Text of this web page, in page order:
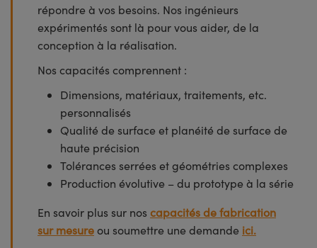
répondre à vos besoins. Nos ingénieurs
expérimentés sont là pour vous aider, de la
conception à la réalisation.
Nos capacités comprennent :
Dimensions, matériaux, traitements, etc.
personnalisés
Qualité de surface et planéité de surface de
haute précision
Tolérances serrées et géométries complexes
Production évolutive – du prototype à la série
En savoir plus sur nos capacités de fabrication
sur mesure ou soumettre une demande ici.